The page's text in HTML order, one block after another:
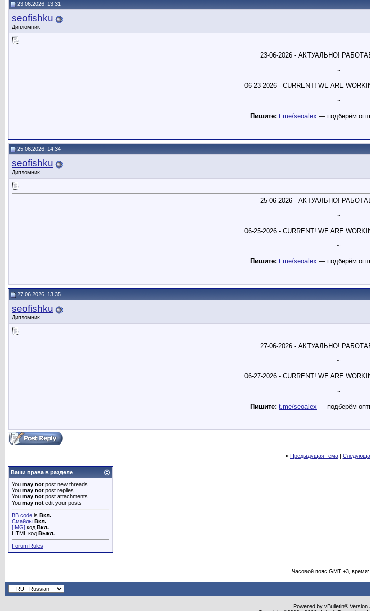
23.06.2026, 13:31
seofishku
Дипломник
23-06-2026 - АКТУАЛЬНО!
~
06-23-2026 - CURRENT! WE ARE
~
Пишите: t.me/seoalex — подберём
25.06.2026, 14:34
seofishku
Дипломник
25-06-2026 - АКТУАЛЬНО!
~
06-25-2026 - CURRENT! WE ARE
~
Пишите: t.me/seoalex — подберём
27.06.2026, 13:35
seofishku
Дипломник
27-06-2026 - АКТУАЛЬНО!
~
06-27-2026 - CURRENT! WE ARE
~
Пишите: t.me/seoalex — подберём
« Предыдущая тема|
Ваши права в разделе
You may not post new threads
You may not post replies
You may not post attachments
You may not edit your posts
BB code is Вкл.
Смайлы Вкл.
[IMG] код Вкл.
HTML код Выкл.
Forum Rules
Часовой пояс GMT +3, время:
Powered by vBulletin® Version